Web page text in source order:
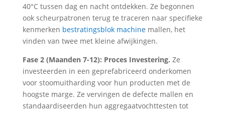
40°C tussen dag en nacht ontdekken. Ze begonnen
ook scheurpatronen terug te traceren naar specifieke
kenmerken bestratingsblok machine mallen, het
vinden van twee met kleine afwijkingen.
Fase 2 (Maanden 7-12): Proces Investering. Ze
investeerden in een geprefabriceerd onderkomen
voor stoomuitharding voor hun producten met de
hoogste marge. Ze vervingen de defecte mallen en
standaardiseerden hun aggregaatvochttesten tot